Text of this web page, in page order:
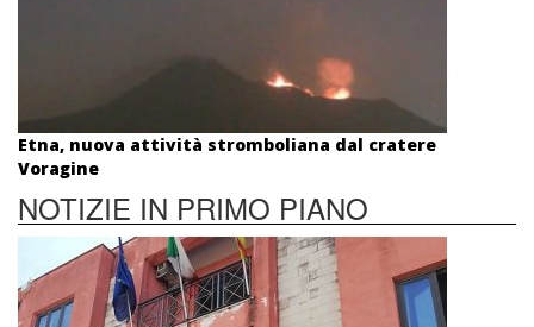
Etna, nuova attività stromboliana dal cratere
Voragine
NOTIZIE IN PRIMO PIANO